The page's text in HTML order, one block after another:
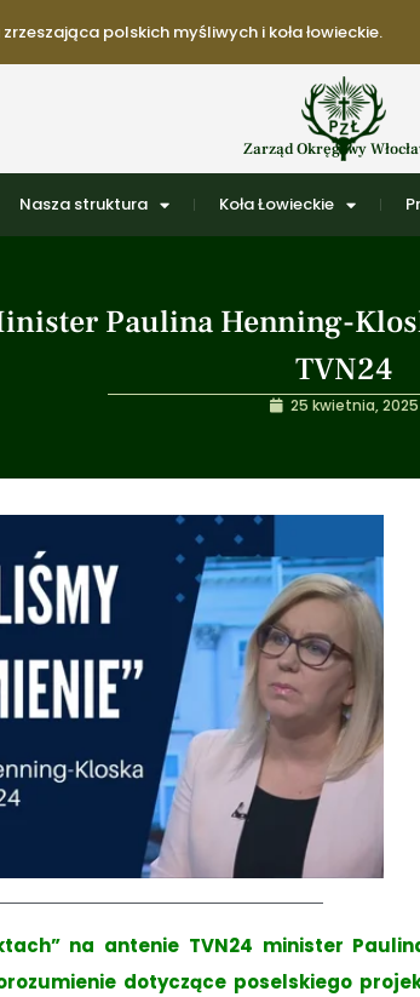
polskich myśliwych i koła łowieckie.
Zarząd Okręgowy
Nasza struktura Koła Łowieckie
Paulina Henning-
TVN24
25 kwietnia, 2025
na antenie TVN24 minister
dotyczące poselskiego